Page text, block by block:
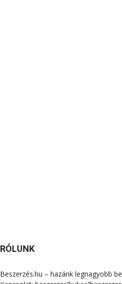
RÓLUNK
Beszerzés.hu – hazánk legnagyobb